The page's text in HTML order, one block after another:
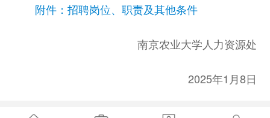
附件：招聘岗位、职责及其他条件
南京农业大学人力资源处
2025年1月8日